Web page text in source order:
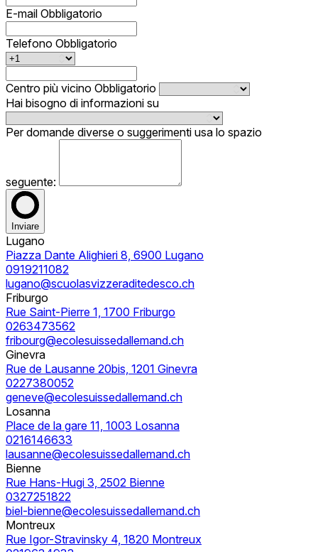
E-mail Obbligatorio
Telefono Obbligatorio
Centro più vicino Obbligatorio
Hai bisogno di informazioni su
Per domande diverse o suggerimenti usa lo spazio
seguente:
Inviare
Lugano
Piazza Dante Alighieri 8, 6900 Lugano
0919211082
lugano@scuolasvizzeraditedesco.ch
Friburgo
Rue Saint-Pierre 1, 1700 Friburgo
0263473562
fribourg@ecolesuissedallemand.ch
Ginevra
Rue de Lausanne 20bis, 1201 Ginevra
0227380052
geneve@ecolesuissedallemand.ch
Losanna
Place de la gare 11, 1003 Losanna
0216146633
lausanne@ecolesuissedallemand.ch
Bienne
Rue Hans-Hugi 3, 2502 Bienne
0327251822
biel-bienne@ecolesuissedallemand.ch
Montreux
Rue Igor-Stravinsky 4, 1820 Montreux